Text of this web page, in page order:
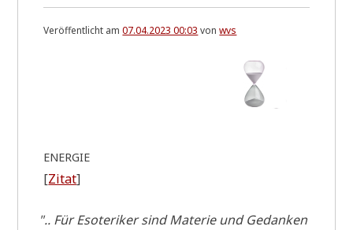
Veröffentlicht am07.04.2023 00:03 vonwvs
ENERGIE
[Zitat]
".. Für Eso­te­ri­ker sind Mate­rie und Gedan­ken